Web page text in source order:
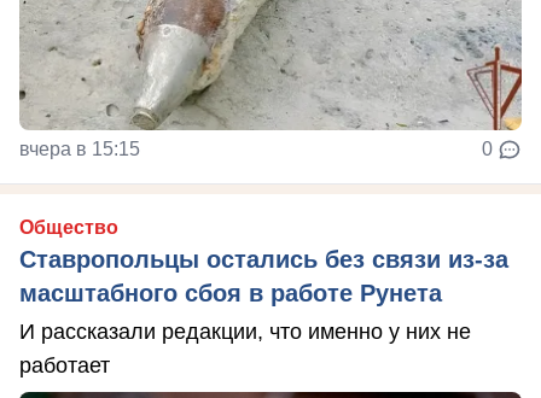
вчера в 15:15 0
Общество
Ставропольцы остались без связи из-за
масштабного сбоя в работе Рунета
И рассказали редакции, что именно у них не
работает